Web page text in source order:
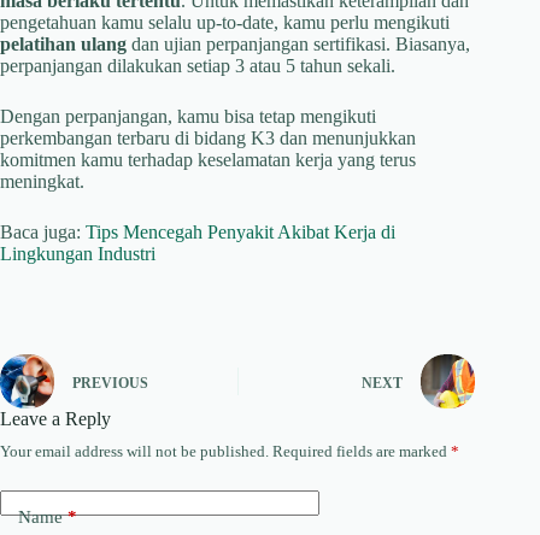
pengetahuan kamu selalu up-to-date, kamu perlu mengikuti
pelatihan ulang dan ujian perpanjangan sertifikasi. Biasanya,
perpanjangan dilakukan setiap 3 atau 5 tahun sekali.
Dengan perpanjangan, kamu bisa tetap mengikuti
perkembangan terbaru di bidang K3 dan menunjukkan
komitmen kamu terhadap keselamatan kerja yang terus
meningkat.
Baca juga: Tips Mencegah Penyakit Akibat Kerja di
Lingkungan Industri
PREVIOUS NEXT
Leave a Reply
Your email address will not be published. Required fields are marked *
Name*